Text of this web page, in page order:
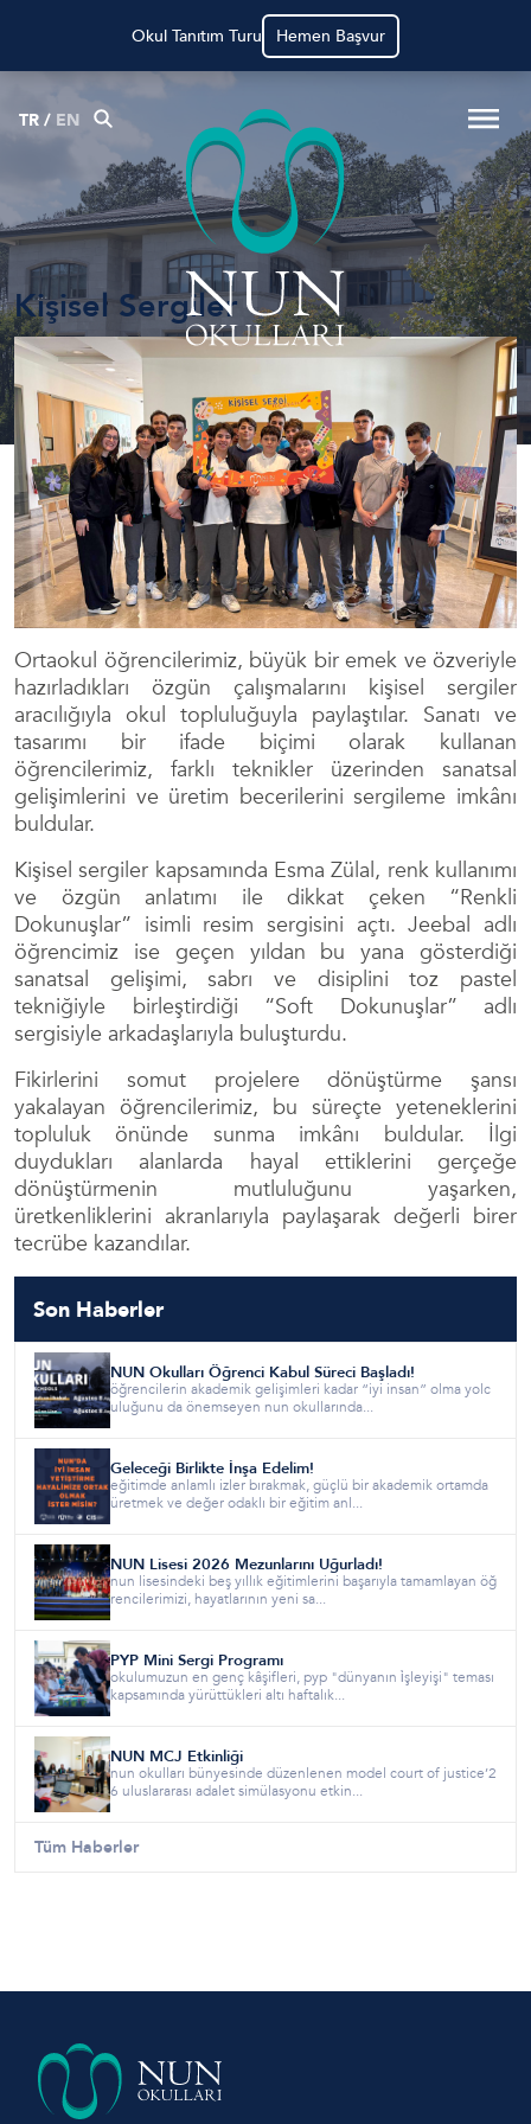
Okul Tanıtım Turu Hemen Başvur
TR/ EN
Anasayfa Haberler Kişisel Sergiler
Son Haberler
NUN Okulları Öğrenci Kabul Süreci Başladı!
öğrencilerin akademik gelişimleri kadar “iyi insan” olma yolc
uluğunu da önemseyen nun okullarında...
Geleceği Birlikte İnşa Edelim!
eğitimde anlamlı izler bırakmak, güçlü bir akademik ortamda
üretmek ve değer odaklı bir eğitim anl...
NUN Lisesi 2026 Mezunlarını Uğurladı!
nun lisesindeki beş yıllık eğitimlerini başarıyla tamamlayan öğ
rencilerimizi, hayatlarının yeni sa...
PYP Mini Sergi Programı
okulumuzun en genç kâşifleri, pyp "dünyanın i̇şleyişi" teması
kapsamında yürüttükleri altı haftalık...
NUN MCJ Etkinliği
nun okulları bünyesinde düzenlenen model court of justice’2
6 uluslararası adalet simülasyonu etkin...
Tüm Haberler
Kişisel Sergiler
Ortaokul öğrencilerimiz, büyük bir emek ve özveriyle
hazırladıkları özgün çalışmalarını kişisel sergiler
aracılığıyla okul topluluğuyla paylaştılar. Sanatı ve
tasarımı bir ifade biçimi olarak kullanan
öğrencilerimiz, farklı teknikler üzerinden sanatsal
gelişimlerini ve üretim becerilerini sergileme imkânı
buldular.
Kişisel sergiler kapsamında Esma Zülal, renk kullanımı
ve özgün anlatımı ile dikkat çeken “Renkli
Dokunuşlar” isimli resim sergisini açtı. Jeebal adlı
öğrencimiz ise geçen yıldan bu yana gösterdiği
sanatsal gelişimi, sabrı ve disiplini toz pastel
tekniğiyle birleştirdiği “Soft Dokunuşlar” adlı
sergisiyle arkadaşlarıyla buluşturdu.
Fikirlerini somut projelere dönüştürme şansı
yakalayan öğrencilerimiz, bu süreçte yeteneklerini
topluluk önünde sunma imkânı buldular. İlgi
duydukları alanlarda hayal ettiklerini gerçeğe
dönüştürmenin mutluluğunu yaşarken,
üretkenliklerini akranlarıyla paylaşarak değerli birer
tecrübe kazandılar.